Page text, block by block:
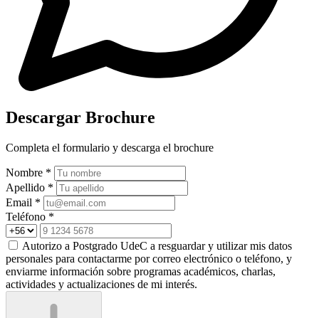
Descargar Brochure
Completa el formulario y descarga el brochure
Nombre *
Apellido *
Email *
Teléfono *
Autorizo a Postgrado UdeC a resguardar y utilizar mis datos
personales para contactarme por correo electrónico o teléfono, y
enviarme información sobre programas académicos, charlas,
actividades y actualizaciones de mi interés.